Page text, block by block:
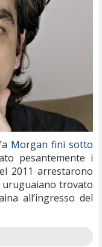
Morgan finì sotto
pesantemente i
2011 arrestarono
uruguaiano trovato
all’ingresso del